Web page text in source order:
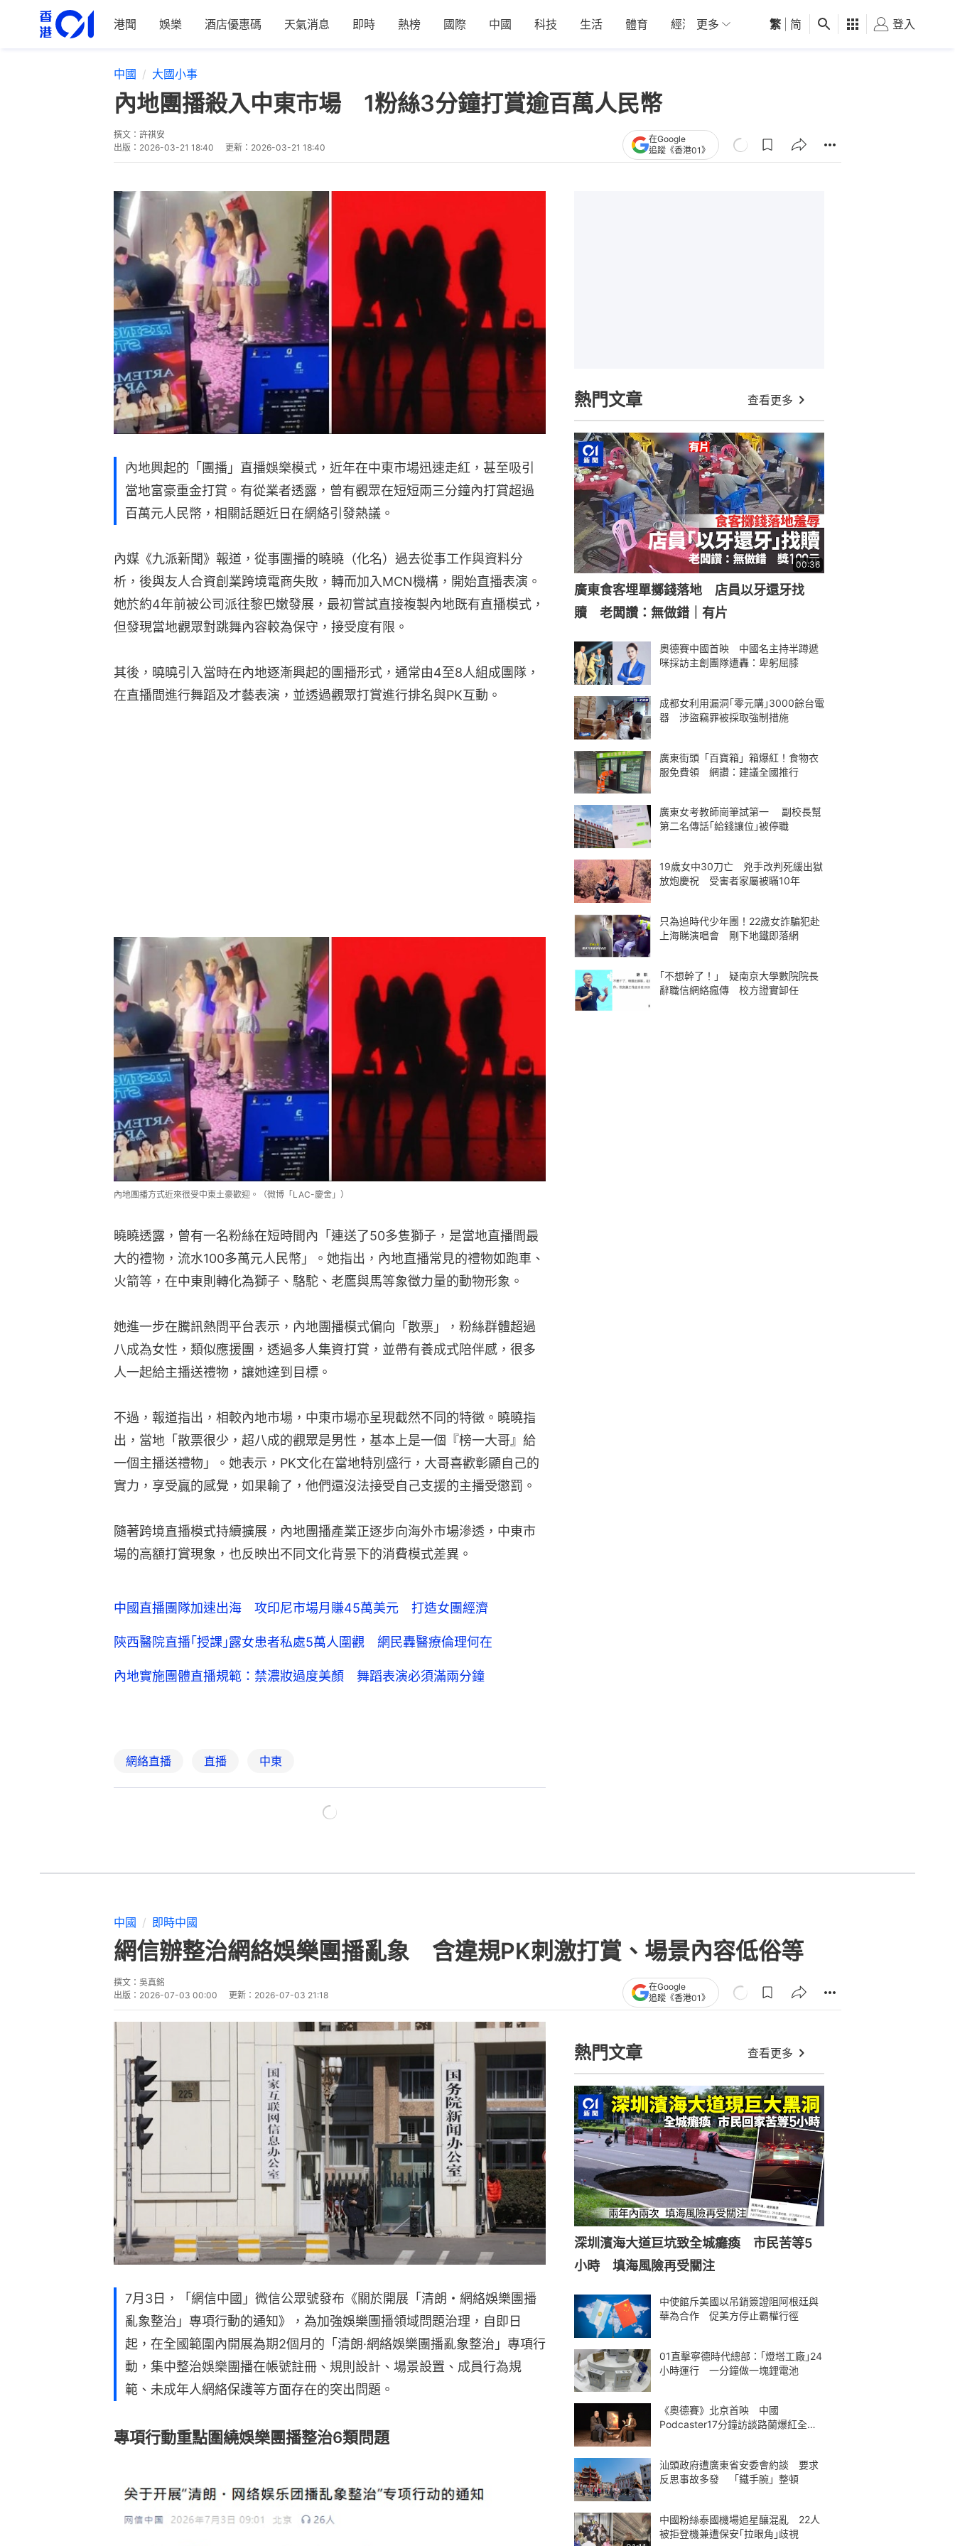
港聞 娛樂 酒店優惠碼 天氣消息 即時 熱榜 國際 中國 科技 生活 體育 經濟 01深圳 觀點 健康 好食玩飛
更多 繁 简 登入
中國 大國小事
內地團播殺入中東市場 1粉絲3分鐘打賞逾百萬人民幣
撰文： 許祺安
出版： 2026-03-21 18:40 更新： 2026-03-21 18:40
在Google
追蹤《香港01》
內地興起的「團播」直播娛樂模式，近年在中東市場迅速走紅，甚至吸引
當地富豪重金打賞。有從業者透露，曾有觀眾在短短兩三分鐘內打賞超過
百萬元人民幣，相關話題近日在網絡引發熱議。
內媒《九派新聞》報道，從事團播的曉曉（化名）過去從事工作與資料分
析，後與友人合資創業跨境電商失敗，轉而加入MCN機構，開始直播表演。
她於約4年前被公司派往黎巴嫩發展，最初嘗試直接複製內地既有直播模式，
但發現當地觀眾對跳舞內容較為保守，接受度有限。
其後，曉曉引入當時在內地逐漸興起的團播形式，通常由4至8人組成團隊，
在直播間進行舞蹈及才藝表演，並透過觀眾打賞進行排名與PK互動。
內地團播方式近來很受中東土豪歡迎。（微博「LAC-慶舍」）
曉曉透露，曾有一名粉絲在短時間內「連送了50多隻獅子，是當地直播間最
大的禮物，流水100多萬元人民幣」。她指出，內地直播常見的禮物如跑車、
火箭等，在中東則轉化為獅子、駱駝、老鷹與馬等象徵力量的動物形象。
她進一步在騰訊熱問平台表示，內地團播模式偏向「散票」，粉絲群體超過
八成為女性，類似應援團，透過多人集資打賞，並帶有養成式陪伴感，很多
人一起給主播送禮物，讓她達到目標。
不過，報道指出，相較內地市場，中東市場亦呈現截然不同的特徵。曉曉指
出，當地「散票很少，超八成的觀眾是男性，基本上是一個『榜一大哥』給
一個主播送禮物」。她表示，PK文化在當地特別盛行，大哥喜歡彰顯自己的
實力，享受贏的感覺，如果輸了，他們還沒法接受自己支援的主播受懲罰。
隨著跨境直播模式持續擴展，內地團播產業正逐步向海外市場滲透，中東市
場的高額打賞現象，也反映出不同文化背景下的消費模式差異。
中國直播團隊加速出海 攻印尼市場月賺45萬美元 打造女團經濟
陝西醫院直播｢授課｣露女患者私處5萬人圍觀 網民轟醫療倫理何在
內地實施團體直播規範：禁濃妝過度美顏 舞蹈表演必須滿兩分鐘
網絡直播 直播 中東
熱門文章 查看更多
00:36
廣東食客埋單擲錢落地 店員以牙還牙找
贖 老闆讚：無做錯｜有片
奧德賽中國首映 中國名主持半蹲遞
咪採訪主創團隊遭轟：卑躬屈膝
成都女利用漏洞｢零元購｣3000餘台電
器 涉盜竊罪被採取強制措施
廣東街頭「百寶箱」箱爆紅！食物衣
服免費領 網讚：建議全國推行
廣東女考教師崗筆試第一 副校長幫
第二名傳話｢給錢讓位｣被停職
19歲女中30刀亡 兇手改判死緩出獄
放炮慶祝 受害者家屬被瞞10年
只為追時代少年團！22歲女詐騙犯赴
上海睇演唱會 剛下地鐵即落網
｢不想幹了！｣ 疑南京大學數院院長
辭職信網絡瘋傳 校方證實卸任
中國 即時中國
網信辦整治網絡娛樂團播亂象 含違規PK刺激打賞、場景內容低俗等
撰文： 吳真銘
出版： 2026-07-03 00:00 更新： 2026-07-03 21:18
在Google
追蹤《香港01》
7月3日，「網信中國」微信公眾號發布《關於開展「清朗・網絡娛樂團播
亂象整治」專項行動的通知》，為加強娛樂團播領域問題治理，自即日
起，在全國範圍內開展為期2個月的「清朗·網絡娛樂團播亂象整治」專項行
動，集中整治娛樂團播在帳號註冊、規則設計、場景設置、成員行為規
範、未成年人網絡保護等方面存在的突出問題。
專項行動重點圍繞娛樂團播整治6類問題
熱門文章 查看更多
深圳濱海大道巨坑致全城癱瘓 市民苦等5
小時 填海風險再受關注
中使館斥美國以吊銷簽證阻阿根廷與
華為合作 促美方停止霸權行徑
01直擊寧德時代總部：｢燈塔工廠｣24
小時運行 一分鐘做一塊鋰電池
《奧德賽》北京首映 中國
Podcaster17分鐘訪談路蘭爆紅全球
汕頭政府遭廣東省安委會約談 要求
反思事故多發 「鐵手腕」整頓
中國粉絲泰國機場追星釀混亂 22人
被拒登機兼遭保安｢拉眼角｣歧視